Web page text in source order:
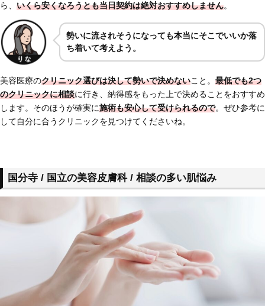
ら、 いくら安くなろうとも当日契約は絶対おすすめしません。
勢いに流されそうになっても本当にそこでいいか落
ち着いて考えよう。
美容医療のクリニック選びは決して勢いで決めないこと。 最低でも2つ
のクリニックに相談に行き、納得感をもった上で決めることをおすすめ
します。そのほうが確実に施術も安心して受けられるので。ぜひ参考に
して自分に合うクリニックを見つけてくださいね。
国分寺 / 国立の美容皮膚科 / 相談の多い肌悩み